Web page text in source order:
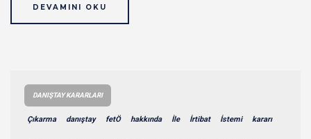
DEVAMINI OKU
DANIŞTAY KARARLARI
Çıkarma danıştay fetÖ hakkında İle İrtibat İstemi kararı